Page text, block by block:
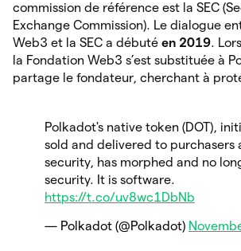
commission de référence est la SEC
Exchange Commission). Le dialogue
Web3 et la SEC a débuté en 2019.
la Fondation Web3 s’est substituée à
partage le fondateur, cherchant à
Polkadot's native token (DOT),
sold and delivered to purchasers
security, has morphed and no
security. It is software.
https://t.co/uv8wc1DbNb
— Polkadot (@Polkadot)